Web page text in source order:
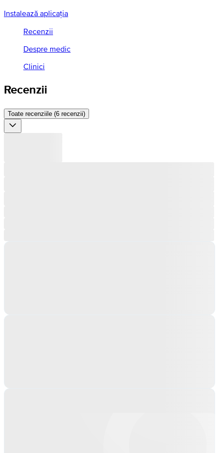
Instalează aplicația
Recenzii
Despre medic
Clinici
Recenzii
Toate recenziile (6 recenzii)